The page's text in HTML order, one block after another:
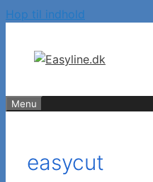
Hop til indhold
Menu
easycut